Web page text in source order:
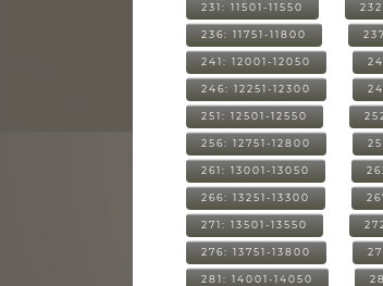
231: 11501-11550
236: 11751-11800
241: 12001-12050
246: 12251-12300
251: 12501-12550
256: 12751-12800
261: 13001-13050
266: 13251-13300
271: 13501-13550
276: 13751-13800
281: 14001-14050